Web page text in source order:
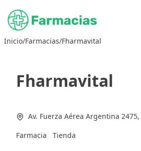
Saltar
al
contenido
Inicio/Farmacias/Fharmavital
Fharmavital
Av. Fuerza Aérea Argentina
Farmacia Tienda